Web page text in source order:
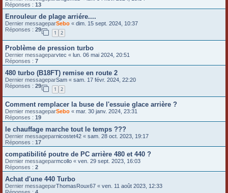
Réponses : 13
Enrouleur de plage arriére....
Dernier messageparSebo « dim. 15 sept. 2024, 10:37
Réponses : 29
1 2
Problème de pression turbo
Dernier messageparvtec « lun. 06 mai 2024, 20:51
Réponses : 7
480 turbo (B18FT) remise en route 2
Dernier messageparSam « sam. 17 févr. 2024, 22:20
Réponses : 29
1 2
Comment remplacer la buse de l'essuie glace arrière ?
Dernier messageparSebo « mar. 30 janv. 2024, 23:31
Réponses : 19
le chauffage marche tout le temps ???
Dernier messageparnicostet42 « sam. 28 oct. 2023, 19:17
Réponses : 17
compatibilité poutre de PC arrière 480 et 440 ?
Dernier messageparmcollo « ven. 29 sept. 2023, 16:03
Réponses : 2
Achat d'une 440 Turbo
Dernier messageparThomasRoux67 « ven. 11 août 2023, 12:33